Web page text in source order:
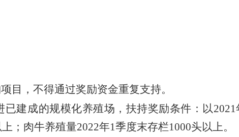
目，不得通过奖励资金重复支持。
已建成的规模化养殖场，扶持奖励条件：以2021
；肉牛养殖量2022年1季度末存栏1000头以上。